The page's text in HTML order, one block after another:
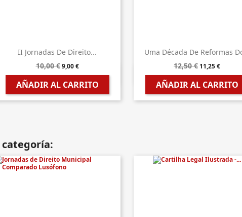
II Jornadas De Direito...
10,00 € 9,00 €
AÑADIR AL CARRITO
 Vista rápida
Uma Década De Reformas
12,50 € 11,25 €
AÑADIR AL CARRITO
 Vista rápida